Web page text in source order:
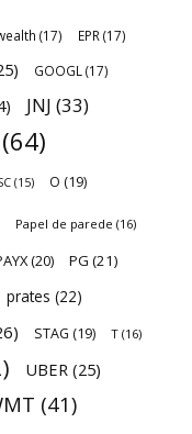
(17) EPR (17)
GOOGL (17)
JNJ (33)
(64)
(15) O (19)
Papel de parede (16)
(20) PG (21)
prates (22)
STAG (19) T (16)
UBER (25)
(41)